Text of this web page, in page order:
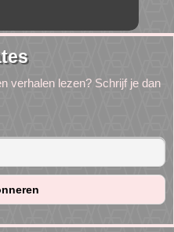
verhalen lezen? Schrijf je dan